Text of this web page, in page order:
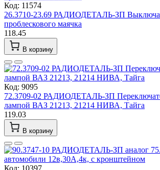
Код: 11574
26.3710-23.69 РАДИОДЕТАЛЬ-ЗП
проблескового маячка
118.45
В корзину
Код: 9095
72.3709-02 РАДИОДЕТАЛЬ-ЗП
лампой ВАЗ 21213, 21214 НИВА, Тайга
119.03
В корзину
Код: 10397